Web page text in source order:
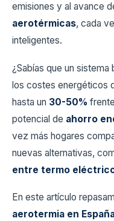
emisiones y al avance
aerotérmicas, cada
inteligentes.
¿Sabías que un
los costes energéticos
hasta un 30-50%
potencial de ahorro
vez más hogares
nuevas alternativas,
entre termo
En este artículo
aerotermia en